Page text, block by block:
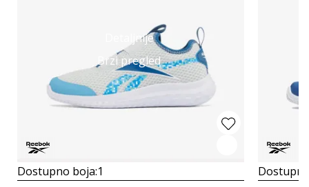
Detaljnije
Brzi pregled
Dostupno boja:1